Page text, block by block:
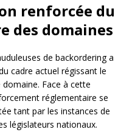
renforcée du
des domaines
de backordering a
cadre actuel régissant le
Face à cette
réglementaire se
tant par les instances de
législateurs nationaux.